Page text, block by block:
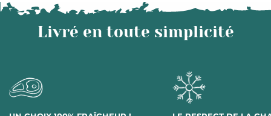
Livré en toute simplicité